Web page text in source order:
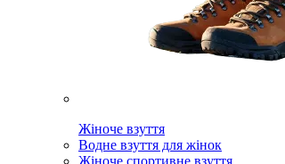
Жіноче взуття
Водне взуття для жінок
Жіноче спортивне взуття